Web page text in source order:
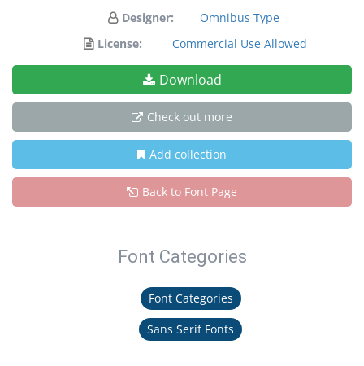
Designer:
Omnibus Type
License:
Commercial Use Allowed
Download
Check out more
Add collection
Back to Font Page
Font Categories
Font Categories
Sans Serif Fonts